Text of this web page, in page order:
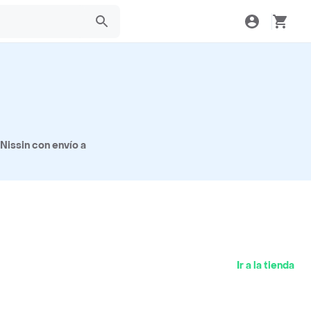
con envío a
Ir a la tienda